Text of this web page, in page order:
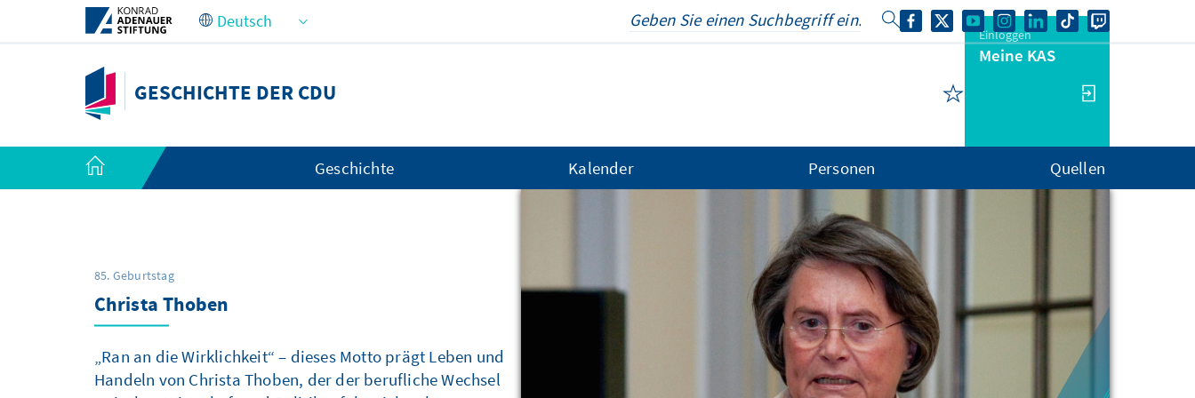
Zum Hauptinhalt springen
GESCHICHTE DER CDU
Einloggen
Meine KAS
Geschichte Kalender Personen Quellen
85. Geburtstag
Christa Thoben
„Ran an die Wirklichkeit“ – dieses Motto prägt Leben und
Handeln von Christa Thoben, der der berufliche Wechsel
Gründung der Europäischen Volkspartei
Alfred Müller-Armack
Jürgen Rüttgers